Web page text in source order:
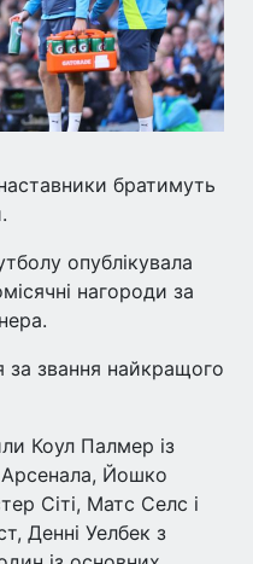
братимуть
опублікувала
нагороди за
за звання найкращого
Коул Палмер із
Арсенала, Йошко
Сіті, Матс Селс і
Денні Уелбек з